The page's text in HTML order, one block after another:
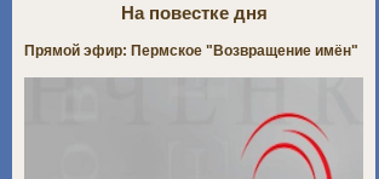
На повестке дня
Прямой эфир: Пермское "Возвращение имён"